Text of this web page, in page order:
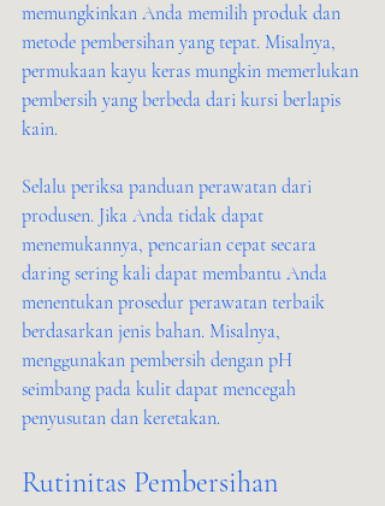
memungkinkan Anda memilih produk dan
metode pembersihan yang tepat. Misalnya,
permukaan kayu keras mungkin memerlukan
pembersih yang berbeda dari kursi berlapis
kain.
Selalu periksa panduan perawatan dari
produsen. Jika Anda tidak dapat
menemukannya, pencarian cepat secara
daring sering kali dapat membantu Anda
menentukan prosedur perawatan terbaik
berdasarkan jenis bahan. Misalnya,
menggunakan pembersih dengan pH
seimbang pada kulit dapat mencegah
penyusutan dan keretakan.
Rutinitas Pembersihan